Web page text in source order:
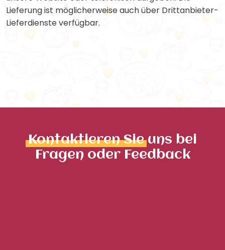
Lieferung ist möglicherweise auch über Drittanbieter-
Lieferdienste verfügbar.
Kontaktieren Sieuns bei
Fragen oder Feedback